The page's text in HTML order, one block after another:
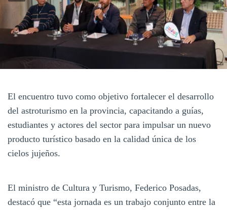
El encuentro tuvo como objetivo fortalecer el desarrollo
del astroturismo en la provincia, capacitando a guías,
estudiantes y actores del sector para impulsar un nuevo
producto turístico basado en la calidad única de los
cielos jujeños.
El ministro de Cultura y Turismo, Federico Posadas,
destacó que “esta jornada es un trabajo conjunto entre la